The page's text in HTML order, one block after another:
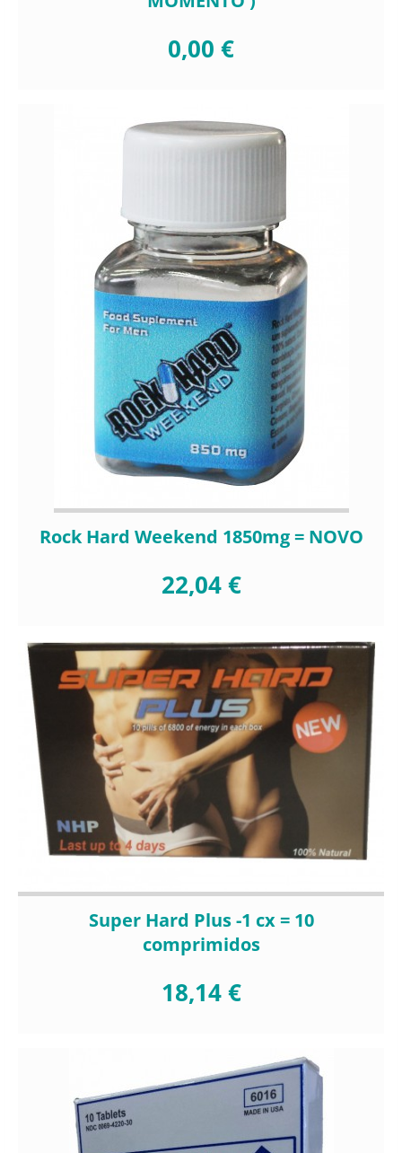
0,00 €
Rock Hard Weekend 1850mg = NOVO
22,04 €
Super Hard Plus -1 cx = 10
comprimidos
18,14 €